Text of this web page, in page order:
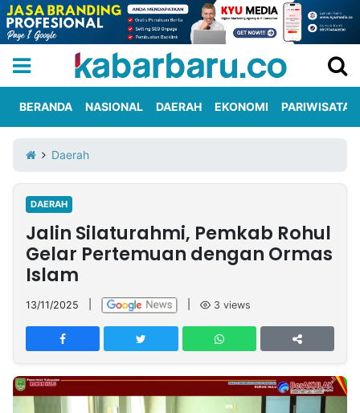
Iklan
Berita
Kami
Nasional
International
Olahraga
Entertainment
Daerah
Pariwisata
Kuliner
Kolom
Network
PT
TREETAN
INDONESIA
BERANDA NASIONAL DAERAH EKONOMI PARIWISATA
Daerah
DAERAH
Jalin Silaturahmi, Pemkab Rohul
Gelar Pertemuan dengan Ormas
Islam
13/11/2025 3 views